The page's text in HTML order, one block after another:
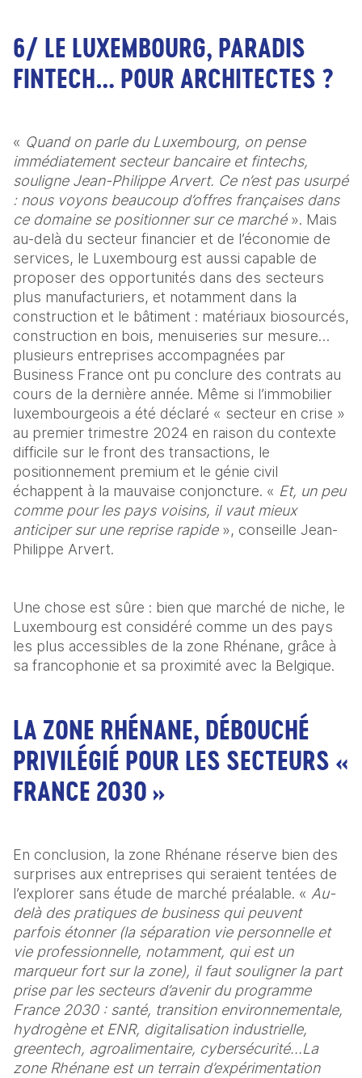
6/ LE LUXEMBOURG, PARADIS
FINTECH… POUR ARCHITECTES ?
« Quand on parle du Luxembourg, on pense
immédiatement secteur bancaire et fintechs,
souligne Jean-Philippe Arvert. Ce n’est pas usurpé
: nous voyons beaucoup d’offres françaises dans
ce domaine se positionner sur ce marché ». Mais
au-delà du secteur financier et de l’économie de
services, le Luxembourg est aussi capable de
proposer des opportunités dans des secteurs
plus manufacturiers, et notamment dans la
construction et le bâtiment : matériaux biosourcés,
construction en bois, menuiseries sur mesure…
plusieurs entreprises accompagnées par
Business France ont pu conclure des contrats au
cours de la dernière année. Même si l’immobilier
luxembourgeois a été déclaré « secteur en crise »
au premier trimestre 2024 en raison du contexte
difficile sur le front des transactions, le
positionnement premium et le génie civil
échappent à la mauvaise conjoncture. « Et, un peu
comme pour les pays voisins, il vaut mieux
anticiper sur une reprise rapide », conseille Jean-
Philippe Arvert.
Une chose est sûre : bien que marché de niche, le
Luxembourg est considéré comme un des pays
les plus accessibles de la zone Rhénane, grâce à
sa francophonie et sa proximité avec la Belgique.
LA ZONE RHÉNANE, DÉBOUCHÉ
PRIVILÉGIÉ POUR LES SECTEURS «
FRANCE 2030 »
En conclusion, la zone Rhénane réserve bien des
surprises aux entreprises qui seraient tentées de
l’explorer sans étude de marché préalable. « Au-
delà des pratiques de business qui peuvent
parfois étonner (la séparation vie personnelle et
vie professionnelle, notamment, qui est un
marqueur fort sur la zone), il faut souligner la part
prise par les secteurs d’avenir du programme
France 2030 : santé, transition environnementale,
hydrogène et ENR, digitalisation industrielle,
greentech, agroalimentaire, cybersécurité…La
zone Rhénane est un terrain d’expérimentation